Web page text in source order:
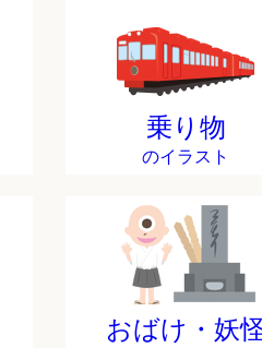
乗り物
のイラスト
おばけ・妖